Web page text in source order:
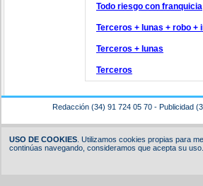
Todo riesgo con franquicia
Terceros + lunas + robo +
Terceros + lunas
Terceros
Redacción (34) 91 724 05 70 - Publicidad
USO DE COOKIES. Utilizamos cookies propias para
continúas navegando, consideramos que acepta su